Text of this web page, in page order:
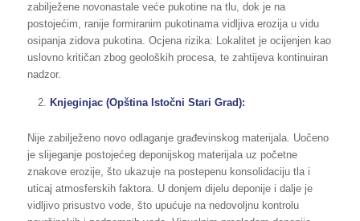
zabilježene novonastale veće pukotine na tlu, dok je na
postojećim, ranije formiranim pukotinama vidljiva erozija u vidu
osipanja zidova pukotina. Ocjena rizika: Lokalitet je ocijenjen kao
uslovno kritičan zbog geoloških procesa, te zahtijeva kontinuiran
nadzor.
Knjeginjac (Opština Istočni Stari Grad):
Nije zabilježeno novo odlaganje građevinskog materijala. Uočeno
je slijeganje postojećeg deponijskog materijala uz početne
znakove erozije, što ukazuje na postepenu konsolidaciju tla i
uticaj atmosferskih faktora. U donjem dijelu deponije i dalje je
vidljivo prisustvo vode, što upućuje na nedovoljnu kontrolu